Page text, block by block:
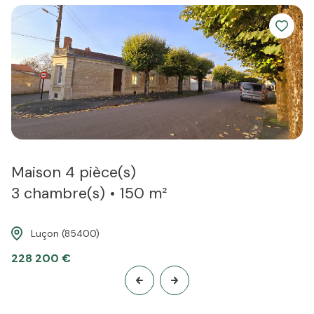
toit de vos rêves".
Maison 4 pièce(s)
3 chambre(s)
150 m²
Luçon (85400)
228 200 €